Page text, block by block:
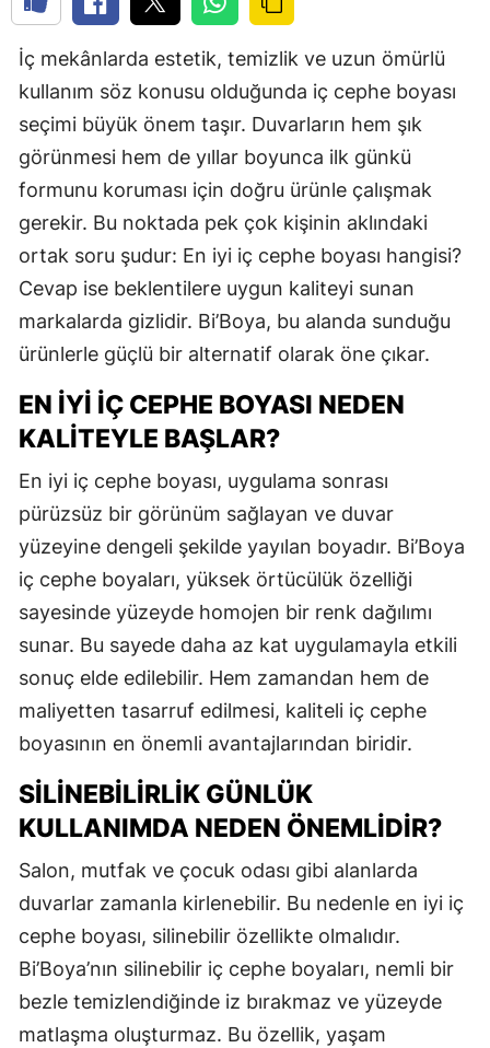
İç mekânlarda estetik, temizlik ve uzun ömürlü
kullanım söz konusu olduğunda iç cephe boyası
seçimi büyük önem taşır. Duvarların hem şık
görünmesi hem de yıllar boyunca ilk günkü
formunu koruması için doğru ürünle çalışmak
gerekir. Bu noktada pek çok kişinin aklındaki
ortak soru şudur: En iyi iç cephe boyası hangisi?
Cevap ise beklentilere uygun kaliteyi sunan
markalarda gizlidir. Bi’Boya, bu alanda sunduğu
ürünlerle güçlü bir alternatif olarak öne çıkar.
EN İYI İÇ CEPHE BOYASI NEDEN
KALITEYLE BAŞLAR?
En iyi iç cephe boyası, uygulama sonrası
pürüzsüz bir görünüm sağlayan ve duvar
yüzeyine dengeli şekilde yayılan boyadır. Bi’Boya
iç cephe boyaları, yüksek örtücülük özelliği
sayesinde yüzeyde homojen bir renk dağılımı
sunar. Bu sayede daha az kat uygulamayla etkili
sonuç elde edilebilir. Hem zamandan hem de
maliyetten tasarruf edilmesi, kaliteli iç cephe
boyasının en önemli avantajlarından biridir.
SILINEBILIRLIK GÜNLÜK
KULLANIMDA NEDEN ÖNEMLIDIR?
Salon, mutfak ve çocuk odası gibi alanlarda
duvarlar zamanla kirlenebilir. Bu nedenle en iyi iç
cephe boyası, silinebilir özellikte olmalıdır.
Bi’Boya’nın silinebilir iç cephe boyaları, nemli bir
bezle temizlendiğinde iz bırakmaz ve yüzeyde
matlaşma oluşturmaz. Bu özellik, yaşam